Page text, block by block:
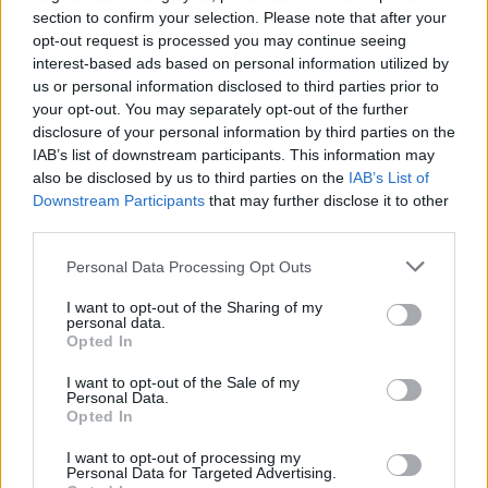
section to confirm your selection. Please note that after your
opt-out request is processed you may continue seeing
interest-based ads based on personal information utilized by
us or personal information disclosed to third parties prior to
your opt-out. You may separately opt-out of the further
disclosure of your personal information by third parties on the
IAB’s list of downstream participants. This information may
also be disclosed by us to third parties on the IAB’s List of
Downstream Participants that may further disclose it to other
Personal Data Processing Opt Outs
I want to opt-out of the Sharing of my
personal data.
Opted In
I want to opt-out of the Sale of my
Personal Data.
Opted In
I want to opt-out of processing my
Personal Data for Targeted Advertising.
O wiele mniej powodów do zadowolenia ma Klaudia
"klaudia" Beczkiewicz. 23-latka, która do Hiszpanii
przyjechała wraz z miksowym składem FOREVER 21,
poległa bowiem w starciu ze swoim byłym zespołem,
CLG Red. Tym samym jutro jej drużyna będzie musiała
walczyć o życie i jeżeli nadal marzy o grze w play-offach,
to nie może sobie pozwolić już na ani jedną wpadkę. A
co z reprezentantkami Counter Logic Gaming? Ich
nawiązać równorzędnej rywalizacji z Beşiktaş Esports,
które pokonało je aż 16:8.
Komplet piątkowych wyników oraz obecny układ
tabel prezentuje się następująco:
Grupa A
Drużyna M W P Drużyna